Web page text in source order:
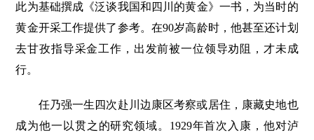
此为基础撰成《泛谈我国和四川的黄金》一书，为当时的
黄金开采工作提供了参考。在90岁高龄时，他甚至还计划
去甘孜指导采金工作，出发前被一位领导劝阻，才未成
行。
任乃强一生四次赴川边康区考察或居住，康藏史地也
成为他一以贯之的研究领域。1929年首次入康，他对泸